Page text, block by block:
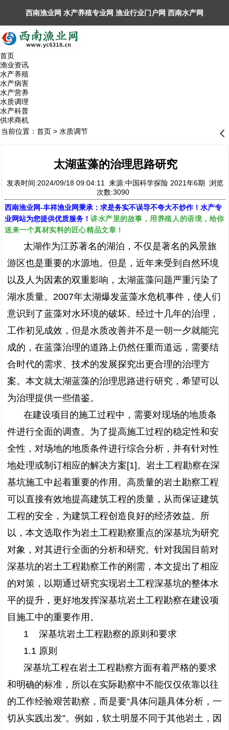
西南渔业网 水产养殖专业网 渔业行业门户网 ​西南水产网
丰祥渔业网 永川水花网，欢迎光临！
首页
渔业资讯
水产养殖
水产病害
水产营养
水质调理
水产科普
供求商机
当前位置： 首页> 水质调节 󰊒
太湖蓝藻的治理思路研究
发表时间:2024/09/18 09:04:11 来源:中国科学探险 2021年6期 浏览
次数:3090
西南渔业网-丰祥渔业网秉承：求是务实不误导不夸大不炒作！水产专
业网站为您提供优质服务！ 讲水产里的故事，用养殖人的语境，给你
送来一个真材实料的匠心精品文章！
太湖作为江苏著名的湖泊，不仅是著名的风景旅
游区也是重要的水源地。但是，近年来受到自然环境
以及人为因素的双重影响，太湖蓝藻问题严重污染了
湖水质量。2007年太湖爆发蓝藻水危机事件，使人们
意识到了蓝藻对水环境的破坏。经过十几年的治理，
工作初见成效，但是水质改善并不是一朝一夕就能完
成的，在蓝藻治理的道路上仍然任重而道远，需要结
合时代的需求、技术的发展探究出更合理的治理方
案。本文就太湖蓝藻的治理思路进行研究，希望可以
为治理提供一些借鉴。
在建设项目的施工过程中，需要对现场的地质条
件进行全面的调查。为了提高施工过程的稳定性和安
全性，对场地的地质条件进行综合分析，并有针对性
地处理或制订相应的解决方案[1]。岩土工程勘察在深
基坑施工中起着重要的作用。高质量的岩土勘察工程
可以直接有效地提高建筑工程的质量，从而保证建筑
工程的安全，为建筑工程创造良好的经济效益。所
以，本文选取作为岩土工程勘察重点的深基坑为研究
对象，对其进行全面的分析和研究。针对我国目前对
深基坑的岩土工程勘察工作的刚需，本文提出了相应
的对策，以期通过研究实现岩土工程深基坑的整体水
平的提升，更好地发挥深基坑岩土工程勘察在建设项
目施工中的重要作用。
1 深基坑岩土工程勘察的原则和要求
1.1 原则
深基坑工程在岩土工程勘察方面有着严格的要求
和明确的标准，所以在实际勘察中不能仅仅依靠以往
的工作经验艰苦勘察，而是要“具体问题具体分析，一
切从实践出发”。例如，软土明显不同于其他岩土，因